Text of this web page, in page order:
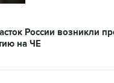
России возникли
на ЧЕ
отказа